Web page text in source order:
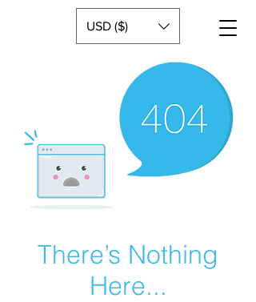
USD ($)
There’s Nothing
Here...